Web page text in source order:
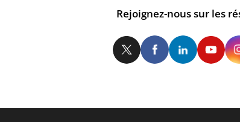
Rejoignez-nous sur les
Twitter